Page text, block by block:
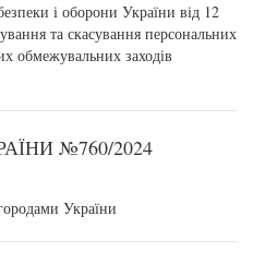
і оборони України від 12
та скасування персональних
обмежувальних заходів
№760/2024
України